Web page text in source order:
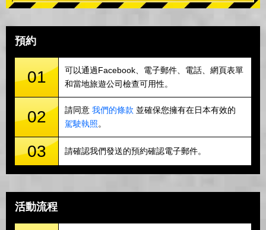
預約
01
可以通過Facebook、電子郵件、電話、網頁表單
和當地旅遊公司檢查可用性。
02 請同意 我們的條款 並確保您擁有在日本有效的
駕駛執照。
03 請確認我們發送的預約確認電子郵件。
活動流程